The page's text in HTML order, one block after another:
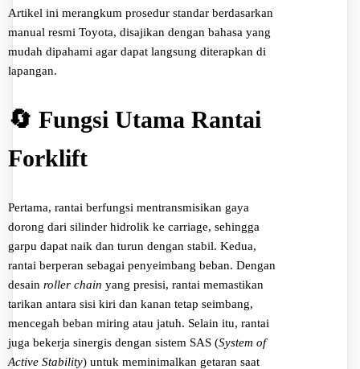
Artikel ini merangkum prosedur standar berdasarkan
manual resmi Toyota, disajikan dengan bahasa yang
mudah dipahami agar dapat langsung diterapkan di
lapangan.
🔄 Fungsi Utama Rantai
Forklift
Pertama, rantai berfungsi mentransmisikan gaya
dorong dari silinder hidrolik ke carriage, sehingga
garpu dapat naik dan turun dengan stabil. Kedua,
rantai berperan sebagai penyeimbang beban. Dengan
desain roller chain yang presisi, rantai memastikan
tarikan antara sisi kiri dan kanan tetap seimbang,
mencegah beban miring atau jatuh. Selain itu, rantai
juga bekerja sinergis dengan sistem SAS (System of
Active Stability) untuk meminimalkan getaran saat